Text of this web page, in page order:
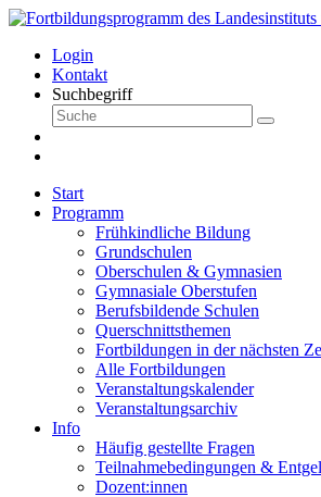
Login
Kontakt
Suchbegriff
Start
Programm
Frühkindliche Bildung
Grundschulen
Oberschulen & Gymnasien
Gymnasiale Oberstufen
Berufsbildende Schulen
Querschnittsthemen
Fortbildungen in der nächsten
Alle Fortbildungen
Veranstaltungskalender
Veranstaltungsarchiv
Info
Häufig gestellte Fragen
Teilnahmebedingungen &
Dozent:innen